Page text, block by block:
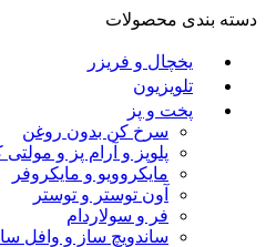
دسته بندی محصولات
یخچال و فریزر
تلویزیون
پخت و پز
سرخ کن بدون روغن
پلوپز و آرام پز و مولتی
مایکروویو و مایکروفر
آون توستر و توستر
فر و سولاردام
ساندویچ ساز و وافل